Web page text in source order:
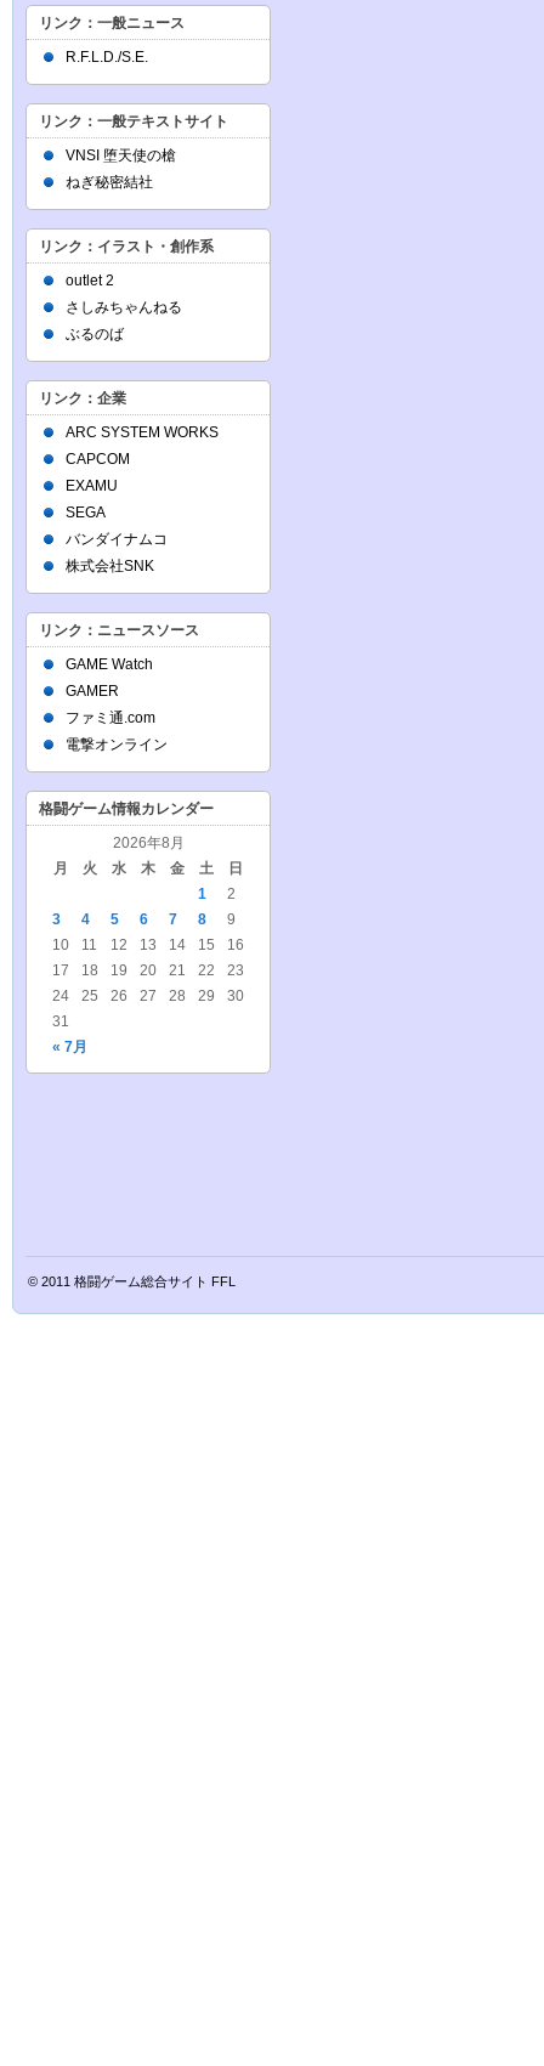
リンク：一般ニュース
R.F.L.D./S.E.
リンク：一般テキストサイト
VNSI 堕天使の槍
ねぎ秘密結社
リンク：イラスト・創作系
outlet 2
さしみちゃんねる
ぶるのば
リンク：企業
ARC SYSTEM WORKS
CAPCOM
EXAMU
SEGA
バンダイナムコ
株式会社SNK
リンク：ニュースソース
GAME Watch
GAMER
ファミ通.com
電撃オンライン
格闘ゲーム情報カレンダー
2026年8月
月
火 水 木 金 土 日
« 7月
1
2
3
4 5 6 7 8
9
10
11 12 13 14 15
16
17
18 19 20 21 22
23
24
25 26 27 28 29
30
31
© 2011 格闘ゲーム総合サイト FFL